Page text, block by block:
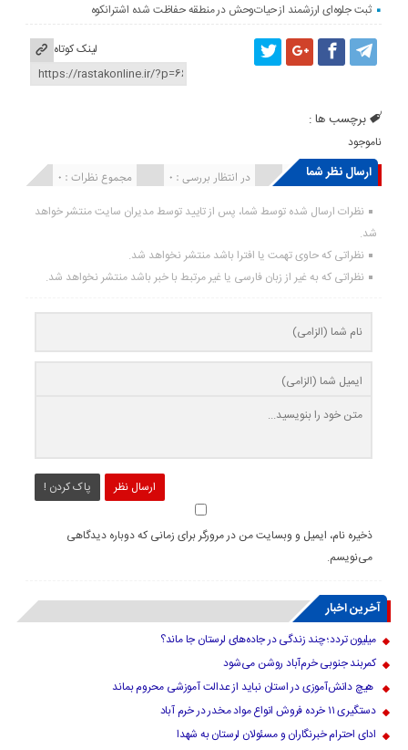
ثبت جلوه‌ای ارزشمند از حیات‌وحش در منطقه حفاظت شده اشترانکوه
لینک کوتاه
برچسب ها :
ناموجود
ارسال نظر شما مجموع نظرات : 0 در انتظار بررسی : 0 انتشار یافته : ۰
نظرات ارسال شده توسط شما، پس از تایید توسط مدیران سایت منتشر خواهد
شد.
نظراتی که حاوی تهمت یا افترا باشد منتشر نخواهد شد.
نظراتی که به غیر از زبان فارسی یا غیر مرتبط با خبر باشد منتشر نخواهد شد.
ارسال نظر پاک کردن !
ذخیره نام، ایمیل و وبسایت من در مرورگر برای زمانی که دوباره دیدگاهی
می‌نویسم.
آخرین اخبار
میلیون تردد؛ چند زندگی در جاده‌های لرستان جا ماند؟
کمربند جنوبی خرم‌‌آباد روشن می‌شود
هیچ دانش‌آموزی در استان نباید از عدالت آموزشی محروم بماند
دستگیری ۱۱ خرده فروش انواع مواد مخدر در خرم آباد
ادای احترام خبرنگاران و مسئولان لرستان به شهدا